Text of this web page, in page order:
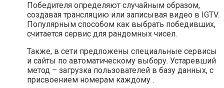
Победителя определяют случайным образом,
создавая трансляцию или записывая видео в IGTV.
Популярным способом как выбрать победивших,
считается сервис для рандомных чисел.
Также, в сети предложены специальные сервисы
и сайты по автоматическому выбору. Устаревший
метод – загрузка пользователей в базу данных, с
присвоением номерам каждому .